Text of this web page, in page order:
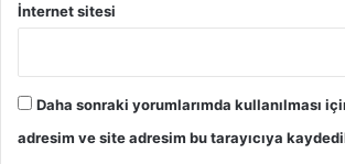
İnternet sitesi
Daha sonraki yorumlarımda kullanılması
adresim ve site adresim bu tarayıcıya